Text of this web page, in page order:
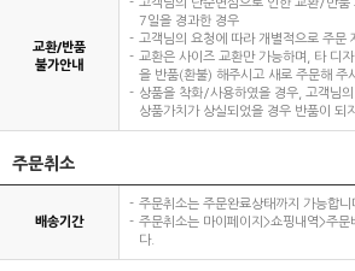
교환/반품
불가안내
고객님의 단순변심으로 인한 교환/반품
7일을 경과한 경우
고객님의 요청에 따라 개별적으로 주문
교환은 사이즈 교환만 가능하며, 타 디
을 반품(환불) 해주시고 새로 주문해 주
상품을 착화/사용하였을 경우, 고객님
상품가치가 상실되었을 경우 반품이 되
주문취소
배송기간
주문취소는 주문완료상태까지 가능합니
주문취소는 마이페이지>쇼핑내역>주문
다.